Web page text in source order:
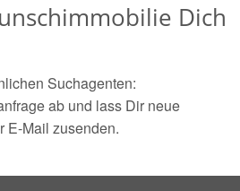
Dich
Suchagenten:
ab und lass Dir neue
E-Mail zusenden.